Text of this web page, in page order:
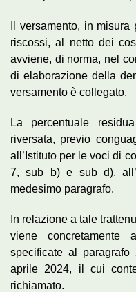
Il versamento, in
riscossi, al netto dei
avviene, di norma, nel
di elaborazione della
versamento è collegato.
La percentuale
riversata, previo
all’Istituto per le voci di
7, sub b) e sub d),
medesimo paragrafo.
In relazione a tale
viene concretamente
specificate al
aprile 2024, il cui
richiamato.